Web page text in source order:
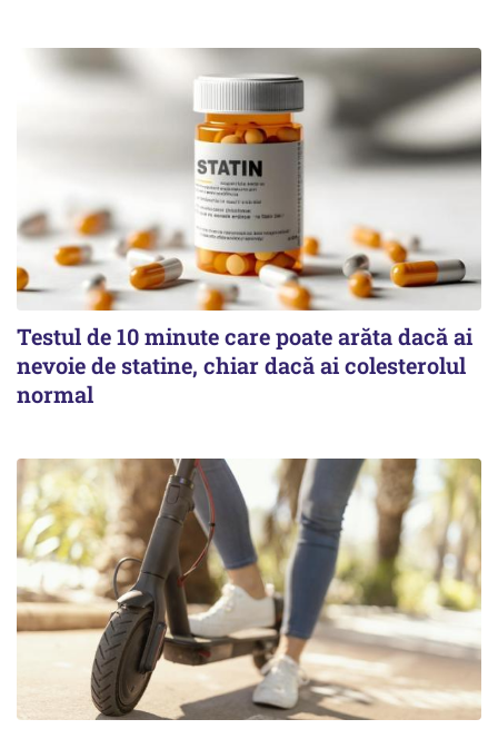
Testul de 10 minute care poate arăta dacă ai
nevoie de statine, chiar dacă ai colesterolul
normal